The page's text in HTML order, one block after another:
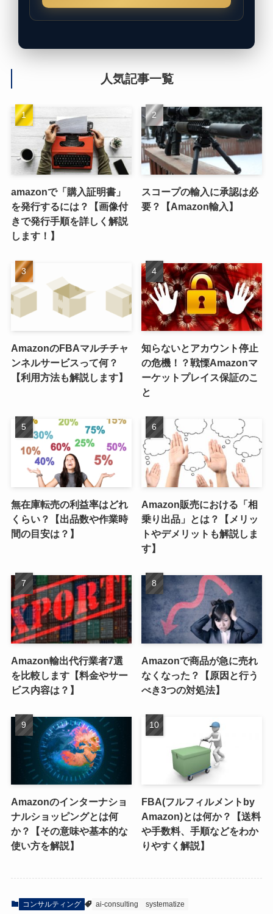
人気記事一覧
amazonで「購入証明書」
を発行するには？【画像付
きで発行手順を詳しく解説
します！】
スコープの輸入に承認は必
要？【Amazon輸入】
AmazonのFBAマルチチャ
ンネルサービスって何？
【利用方法も解説します】
知らないとアカウント停止
の危機！？戦慄Amazonマ
ーケットプレイス保証のこ
と
無在庫転売の利益率はどれ
くらい？【出品数や作業時
間の目安は？】
Amazon販売における「相
乗り出品」とは？【メリッ
トやデメリットも解説しま
す】
Amazon輸出代行業者7選
を比較します【料金やサー
ビス内容は？】
Amazonで商品が急に売れ
なくなった？【原因と行う
べき3つの対処法】
Amazonのインターナショ
ナルショッピングとは何
か？【その意味や基本的な
使い方を解説】
FBA(フルフィルメントby
Amazon)とは何か？【送料
や手数料、手順などをわか
りやすく解説】
コンサルティング ai-consulting systematize